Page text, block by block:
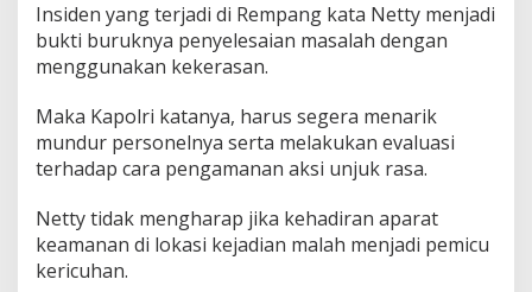
g
u
n
n
G
a
A
r
Insiden yang terjadi di Rempang kata Netty menjadi
bukti buruknya penyelesaian masalah dengan
menggunakan kekerasan.
Maka Kapolri katanya, harus segera menarik
mundur personelnya serta melakukan evaluasi
terhadap cara pengamanan aksi unjuk rasa.
Netty tidak mengharap jika kehadiran aparat
keamanan di lokasi kejadian malah menjadi pemicu
kericuhan.